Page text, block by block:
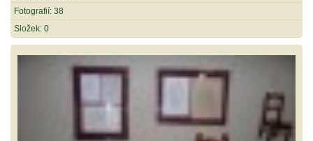
Fotografií: 38
Složek: 0